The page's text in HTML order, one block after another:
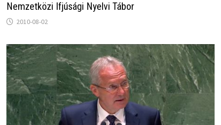
Nemzetközi Ifjúsági Nyelvi Tábor
2010-08-02